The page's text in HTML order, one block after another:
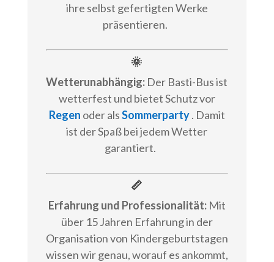
ihre selbst gefertigten Werke
präsentieren.
🌞
Wetterunabhängig: Der Basti-Bus ist
wetterfest und bietet Schutz vor
Regen oder alsSommerparty. Damit
ist der Spaß bei jedem Wetter
garantiert.
📏
Erfahrung und Professionalität:Mit
über 15 Jahren Erfahrung in der
Organisation von Kindergeburtstagen
wissen wir genau, worauf es ankommt,